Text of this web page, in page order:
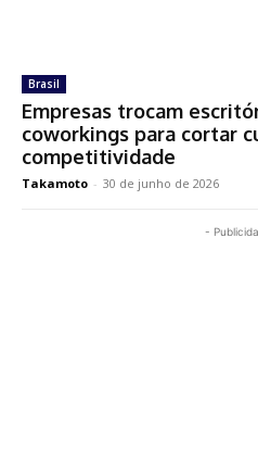
Brasil
Empresas trocam
coworkings para cortar
competitividade
Takamoto - 30 de junho de 2026
-